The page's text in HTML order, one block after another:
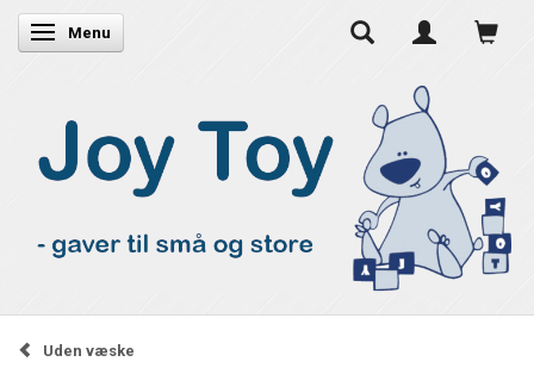
Skifte navigation
Menu
Uden væske